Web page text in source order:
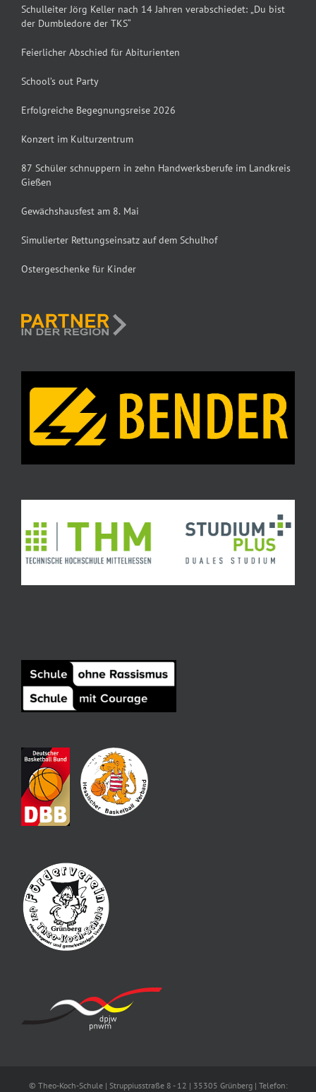
Schulleiter Jörg Keller nach 14 Jahren verabschiedet: „Du bist
der Dumbledore der TKS“
Feierlicher Abschied für Abiturienten
School’s out Party
Erfolgreiche Begegnungsreise 2026
Konzert im Kulturzentrum
87 Schüler schnuppern in zehn Handwerksberufe im Landkreis
Gießen
Gewächshausfest am 8. Mai
Simulierter Rettungseinsatz auf dem Schulhof
Ostergeschenke für Kinder
© Theo-Koch-Schule | Struppiusstraße 8 - 12 | 35305 Grünberg | Telefon: